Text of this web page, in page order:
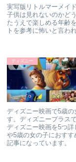
実写版リトルマーメイ
子供は見れないのかど
たうえで楽しめる年齢
トを参考に怖いと言わ
ディズニー
ディズニー映画で5歳
す。ディズニープラス
ディズニー映画を5つ
や5歳の女の子におす
記事になっています。